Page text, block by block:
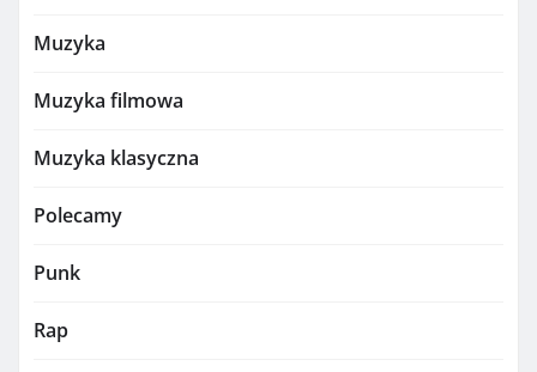
Muzyka
Muzyka filmowa
Muzyka klasyczna
Polecamy
Punk
Rap